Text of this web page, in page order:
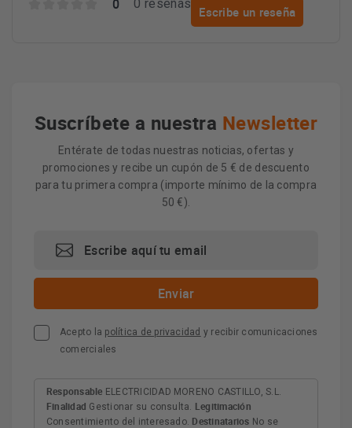
0 0 reseñas
Escribe un reseña
Suscríbete a nuestra Newsletter
Entérate de todas nuestras noticias, ofertas y
promociones y recibe un cupón de 5 € de descuento
para tu primera compra (importe mínimo de la compra
50 €).
Acepto la política de privacidad y recibir comunicaciones
comerciales
Responsable ELECTRICIDAD MORENO CASTILLO, S.L.
Finalidad Gestionar su consulta. Legitimación
Consentimiento del interesado. Destinatarios No se